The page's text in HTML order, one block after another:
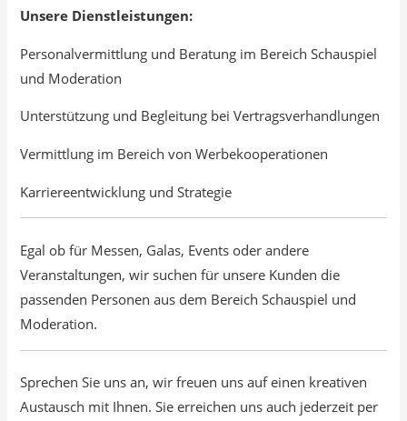
Unsere Dienstleistungen:
Personalvermittlung und Beratung im Bereich Schauspiel
und Moderation
Unterstützung und Begleitung bei Vertragsverhandlungen
Vermittlung im Bereich von Werbekooperationen
Karriereentwicklung und Strategie
Egal ob für Messen, Galas, Events oder andere
Veranstaltungen, wir suchen für unsere Kunden die
passenden Personen aus dem Bereich Schauspiel und
Moderation.
Sprechen Sie uns an, wir freuen uns auf einen kreativen
Austausch mit Ihnen. Sie erreichen uns auch jederzeit per